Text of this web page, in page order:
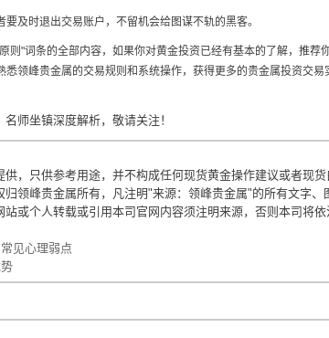
及时退出交易账户，不留机会给图谋不轨的黑客。
则"词条的全部内容，如果你对黄金投资已经有基本的了解，推荐
悉领峰贵金属的交易规则和系统操作，获得更多的贵金属投资交易
名师坐镇深度解析，敬请关注！
供，只供参考用途，并不构成任何现货黄金操作建议或者现
归领峰贵金属所有，凡注明"来源：领峰贵金属"的所有文字
或个人转载或引用本司官网内容须注明来源，否则本司将依
见心理弱点